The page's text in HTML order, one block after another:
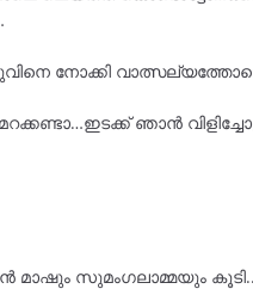
നോക്കി വാത്സല്യത്തോടെ
ഞാൻ
മാഷും സുമംഗലാമ്മയും കൂടി..